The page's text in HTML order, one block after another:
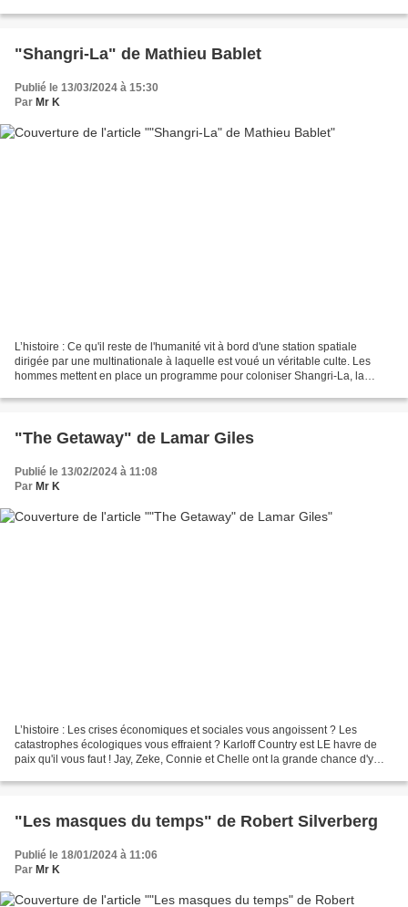
"Shangri-La" de Mathieu Bablet
Publié le 13/03/2024 à 15:30
Par Mr K
L’histoire : Ce qu'il reste de l'humanité vit à bord d'une station spatiale
dirigée par une multinationale à laquelle est voué un véritable culte. Les
hommes mettent en place un programme pour coloniser Shangri-La, la
"The Getaway" de Lamar Giles
Publié le 13/02/2024 à 11:08
Par Mr K
L’histoire : Les crises économiques et sociales vous angoissent ? Les
catastrophes écologiques vous effraient ? Karloff Country est LE havre de
paix qu'il vous faut ! Jay, Zeke, Connie et Chelle ont la grande chance d'y
"Les masques du temps" de Robert Silverberg
Publié le 18/01/2024 à 11:06
Par Mr K